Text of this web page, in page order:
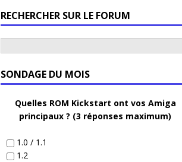
RECHERCHER SUR LE FORUM
SONDAGE DU MOIS
Quelles ROM Kickstart ont vos Amiga
principaux ? (3 réponses maximum)
1.0 / 1.1
1.2